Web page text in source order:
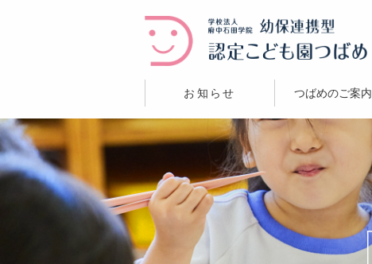
お知らせ つばめのご案内